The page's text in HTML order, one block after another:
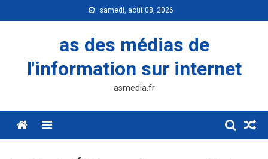
to
samedi, août 08, 2026
as des médias de
l'information sur internet
asmedia.fr
Menu